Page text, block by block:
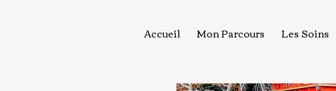
Accueil Mon Parcours Les Soins